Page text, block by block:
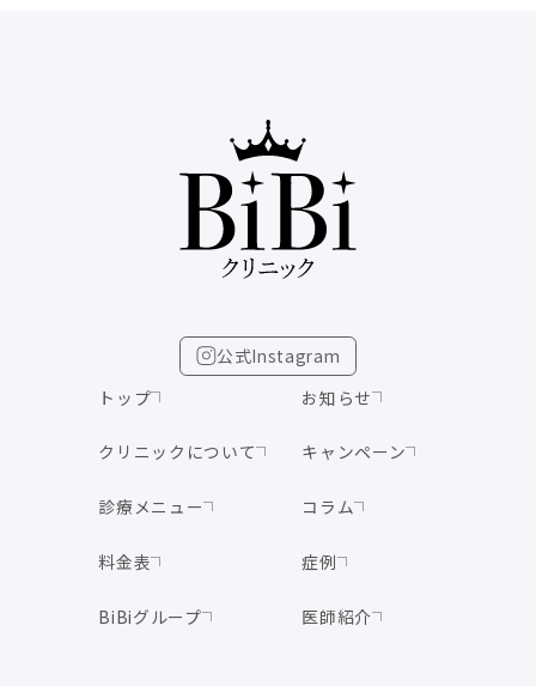
公式Instagram
トップ
クリニックについて
診療メニュー
料金表
BiBiグループ
お知らせ
キャンペーン
コラム
症例
医師紹介